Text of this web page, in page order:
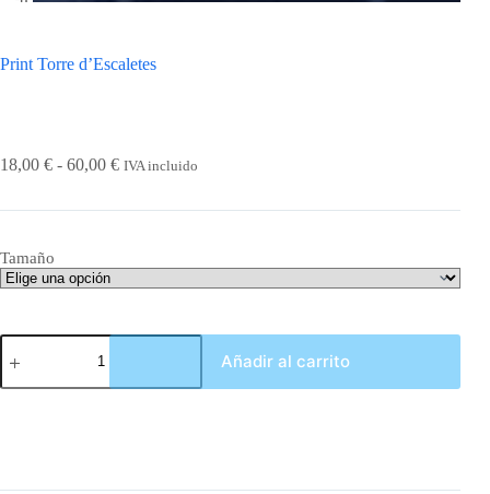
Print Torre d’Escaletes
18,00 € - 60,00 €Rango
IVA incluido
Tamaño
Print
Torre
Añadir al carrito